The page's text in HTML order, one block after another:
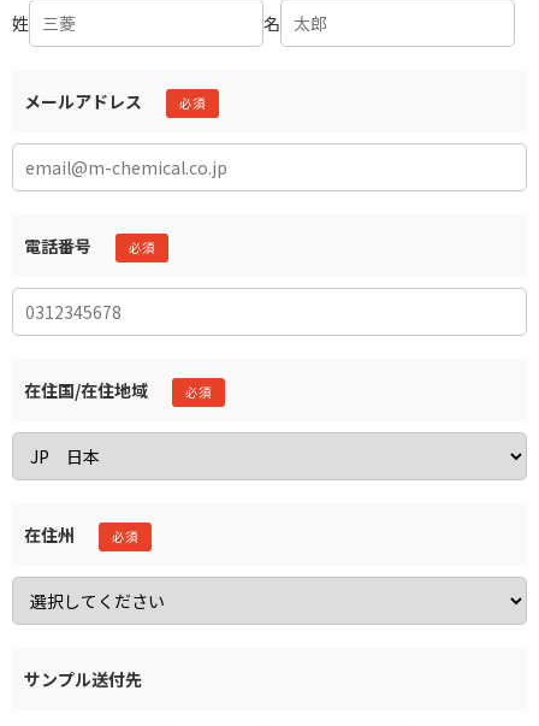
姓 名
メールアドレス
電話番号
在住国/在住地域
在住州
サンプル送付先